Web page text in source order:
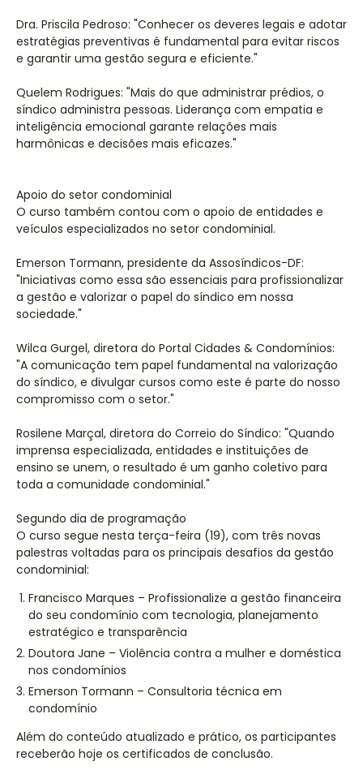
Dra. Priscila Pedroso: "Conhecer os deveres legais e adotar
estratégias preventivas é fundamental para evitar riscos
e garantir uma gestão segura e eficiente."
Quelem Rodrigues: "Mais do que administrar prédios, o
síndico administra pessoas. Liderança com empatia e
inteligência emocional garante relações mais
harmônicas e decisões mais eficazes."
Apoio do setor condominial
O curso também contou com o apoio de entidades e
veículos especializados no setor condominial.
Emerson Tormann, presidente da Assosíndicos-DF:
"Iniciativas como essa são essenciais para profissionalizar
a gestão e valorizar o papel do síndico em nossa
sociedade."
Wilca Gurgel, diretora do Portal Cidades & Condomínios:
"A comunicação tem papel fundamental na valorização
do síndico, e divulgar cursos como este é parte do nosso
compromisso com o setor."
Rosilene Marçal, diretora do Correio do Síndico: "Quando
imprensa especializada, entidades e instituições de
ensino se unem, o resultado é um ganho coletivo para
toda a comunidade condominial."
Segundo dia de programação
O curso segue nesta terça-feira (19), com três novas
palestras voltadas para os principais desafios da gestão
condominial:
Francisco Marques – Profissionalize a gestão financeira
do seu condomínio com tecnologia, planejamento
estratégico e transparência
Doutora Jane – Violência contra a mulher e doméstica
nos condomínios
Emerson Tormann – Consultoria técnica em
condomínio
Além do conteúdo atualizado e prático, os participantes
receberão hoje os certificados de conclusão.